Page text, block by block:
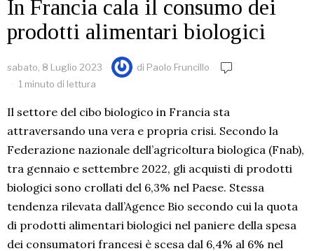
In Francia cala il consumo dei
prodotti alimentari biologici
sabato, 8 Luglio 2023 di Paolo Fruncillo
1 minuto di lettura
Il settore del cibo biologico in Francia sta
attraversando una vera e propria crisi. Secondo la
Federazione nazionale dell’agricoltura biologica (Fnab),
tra gennaio e settembre 2022, gli acquisti di prodotti
biologici sono crollati del 6,3% nel Paese. Stessa
tendenza rilevata dall’Agence Bio secondo cui la quota
di prodotti alimentari biologici nel paniere della spesa
dei consumatori francesi è scesa dal 6,4% al 6% nel